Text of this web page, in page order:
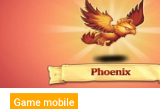
Game mobile